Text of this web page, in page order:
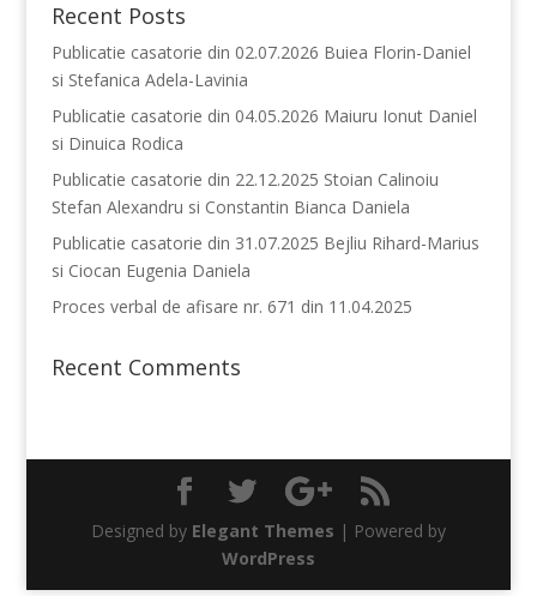
Recent Posts
Publicatie casatorie din 02.07.2026 Buiea Florin-Daniel
si Stefanica Adela-Lavinia
Publicatie casatorie din 04.05.2026 Maiuru Ionut Daniel
si Dinuica Rodica
Publicatie casatorie din 22.12.2025 Stoian Calinoiu
Stefan Alexandru si Constantin Bianca Daniela
Publicatie casatorie din 31.07.2025 Bejliu Rihard-Marius
si Ciocan Eugenia Daniela
Proces verbal de afisare nr. 671 din 11.04.2025
Recent Comments
Designed by Elegant Themes | Powered by
WordPress